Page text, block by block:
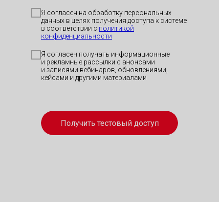
Я согласен на обработку персональных
данных в целях получения доступа к системе
в соответствии с политикой
конфиденциальности
Я согласен получать информационные
и рекламные рассылки с анонсами
и записями вебинаров, обновлениями,
кейсами и другими материалами
Получить тестовый доступ